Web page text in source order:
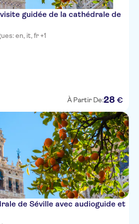
guidée de la cathédrale de
en, it, fr +1
À Partir De:28 €
de Séville avec audioguide et